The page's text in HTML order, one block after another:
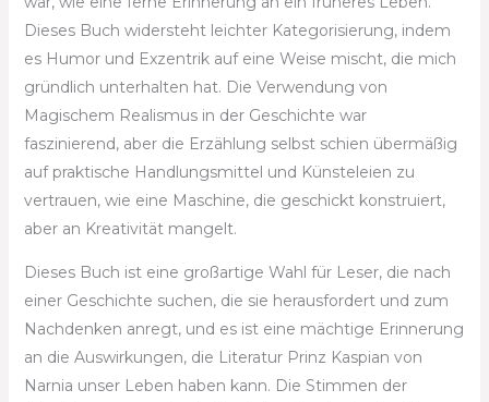
Dieses Buch widersteht leichter Kategorisierung, indem
es Humor und Exzentrik auf eine Weise mischt, die mich
gründlich unterhalten hat. Die Verwendung von
Magischem Realismus in der Geschichte war
faszinierend, aber die Erzählung selbst schien übermäßig
auf praktische Handlungsmittel und Künsteleien zu
vertrauen, wie eine Maschine, die geschickt konstruiert,
aber an Kreativität mangelt.
Dieses Buch ist eine großartige Wahl für Leser, die nach
einer Geschichte suchen, die sie herausfordert und zum
Nachdenken anregt, und es ist eine mächtige Erinnerung
an die Auswirkungen, die Literatur Prinz Kaspian von
Narnia unser Leben haben kann. Die Stimmen der